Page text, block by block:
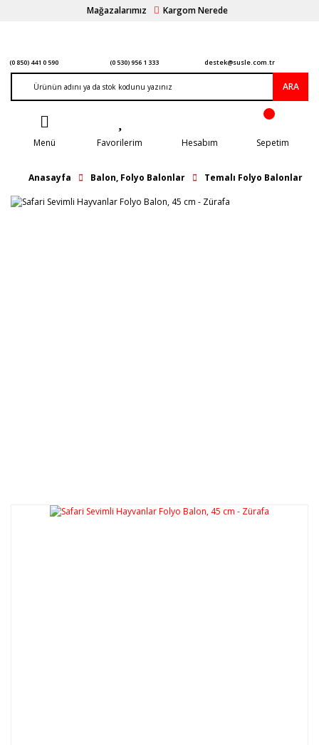
Mağazalarımız Kargom Nerede
(0 850) 441 0 590 (0 530) 956 1 333 destek@susle.com.tr
ARA
Menü Favorilerim Hesabım Sepetim
Anasayfa Balon, Folyo Balonlar Temalı Folyo Balonlar